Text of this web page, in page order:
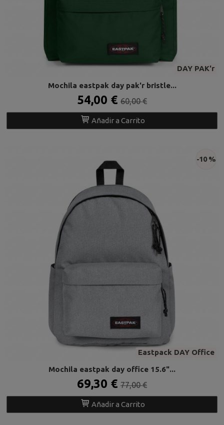
DAY PAK'r
Mochila eastpak day pak'r bristle...
54,00 € 60,00 €
Añadir a Carrito
Eastpack DAY Office
-10 %
Mochila eastpak day office 15.6"...
69,30 € 77,00 €
Añadir a Carrito